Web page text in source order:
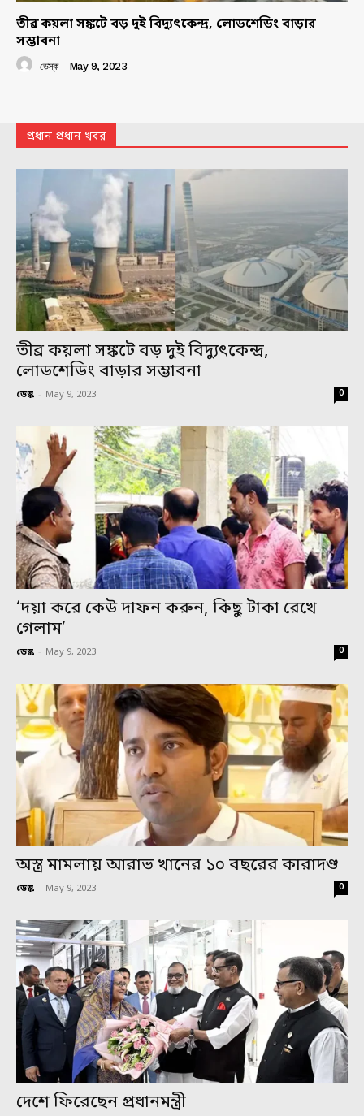
তীব্র কয়লা সঙ্কটে বড় দুই বিদ্যুৎকেন্দ্র, লোডশেডিং বাড়ার
সম্ভাবনা
ডেস্ক - May 9, 2023
প্রধান প্রধান খবর
তীব্র কয়লা সঙ্কটে বড় দুই বিদ্যুৎকেন্দ্র,
লোডশেডিং বাড়ার সম্ভাবনা
ডেস্ক - May 9, 2023 0
‘দয়া করে কেউ দাফন করুন, কিছু টাকা রেখে
গেলাম’
ডেস্ক - May 9, 2023 0
অস্ত্র মামলায় আরাভ খানের ১০ বছরের কারাদণ্ড
ডেস্ক - May 9, 2023 0
দেশে ফিরেছেন প্রধানমন্ত্রী